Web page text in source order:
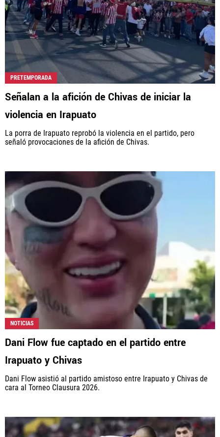
PRETEMPORADA
Señalan a la afición de Chivas de iniciar la
violencia en Irapuato
La porra de Irapuato reprobó la violencia en el partido, pero
señaló provocaciones de la afición de Chivas.
NOTICIAS
Dani Flow fue captado en el partido entre
Irapuato y Chivas
Dani Flow asistió al partido amistoso entre Irapuato y Chivas de
cara al Torneo Clausura 2026.